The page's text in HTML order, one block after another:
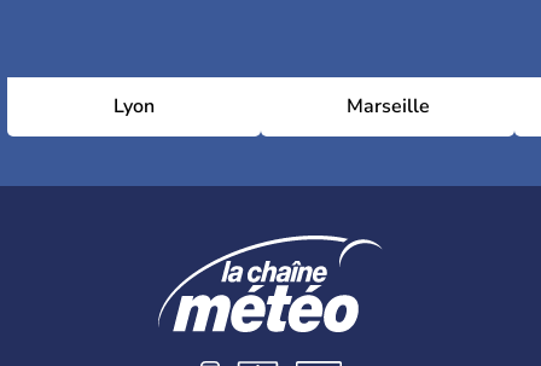
Lyon Marseille